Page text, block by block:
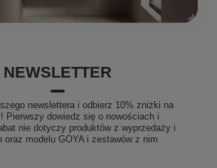
NEWSLETTER
newslettera i odbierz 10% zniżki na
Pierwszy dowiedz się o nowościach i
nie dotyczy produktów z wyprzedaży i
oraz modelu GOYA i zestawów z nim